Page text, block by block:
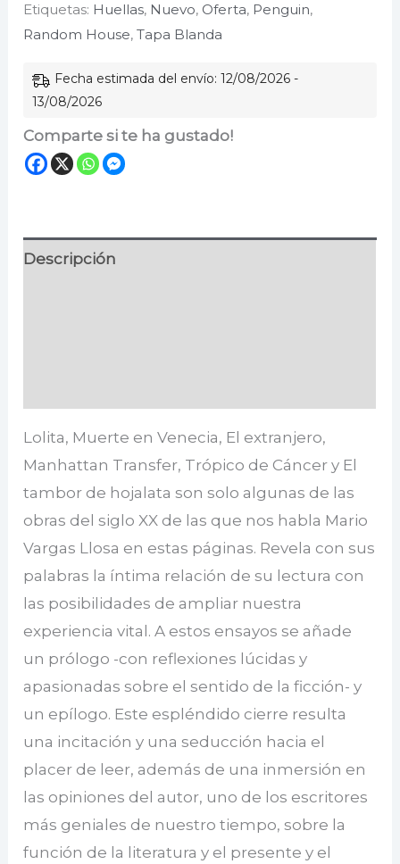
mentiras
cantidad
Etiquetas: Huellas, Nuevo, Oferta, Penguin,
Random House,Tapa Blanda
Fecha estimada del envío: 12/08/2026 -
13/08/2026
Comparte si te ha gustado!
Descripción
Lolita, Muerte en Venecia, El extranjero,
Manhattan Transfer, Trópico de Cáncer y El
tambor de hojalata son solo algunas de las
obras del siglo XX de las que nos habla Mario
Vargas Llosa en estas páginas. Revela con sus
palabras la íntima relación de su lectura con
las posibilidades de ampliar nuestra
experiencia vital. A estos ensayos se añade
un prólogo -con reflexiones lúcidas y
apasionadas sobre el sentido de la ficción- y
un epílogo. Este espléndido cierre resulta
una incitación y una seducción hacia el
placer de leer, además de una inmersión en
las opiniones del autor, uno de los escritores
más geniales de nuestro tiempo, sobre la
función de la literatura y el presente y el